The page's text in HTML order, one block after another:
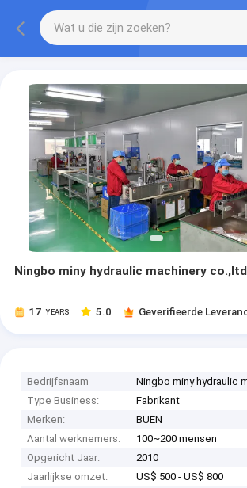
Ningbo miny hydraulic machinery
17 YEARS 5.0 Geverifieerde
Bedrijfsnaam
Ningbo miny hydraulic
Type Business:
Fabrikant
Merken:
BUEN
Aantal werknemers:
100~200 mensen
Opgericht Jaar:
2010
Jaarlijkse omzet:
US$ 500 - US$ 800